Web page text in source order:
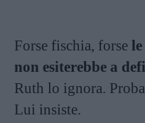
Forse fischia, forse
non esiterebbe a
Ruth lo ignora.
Lui insiste.